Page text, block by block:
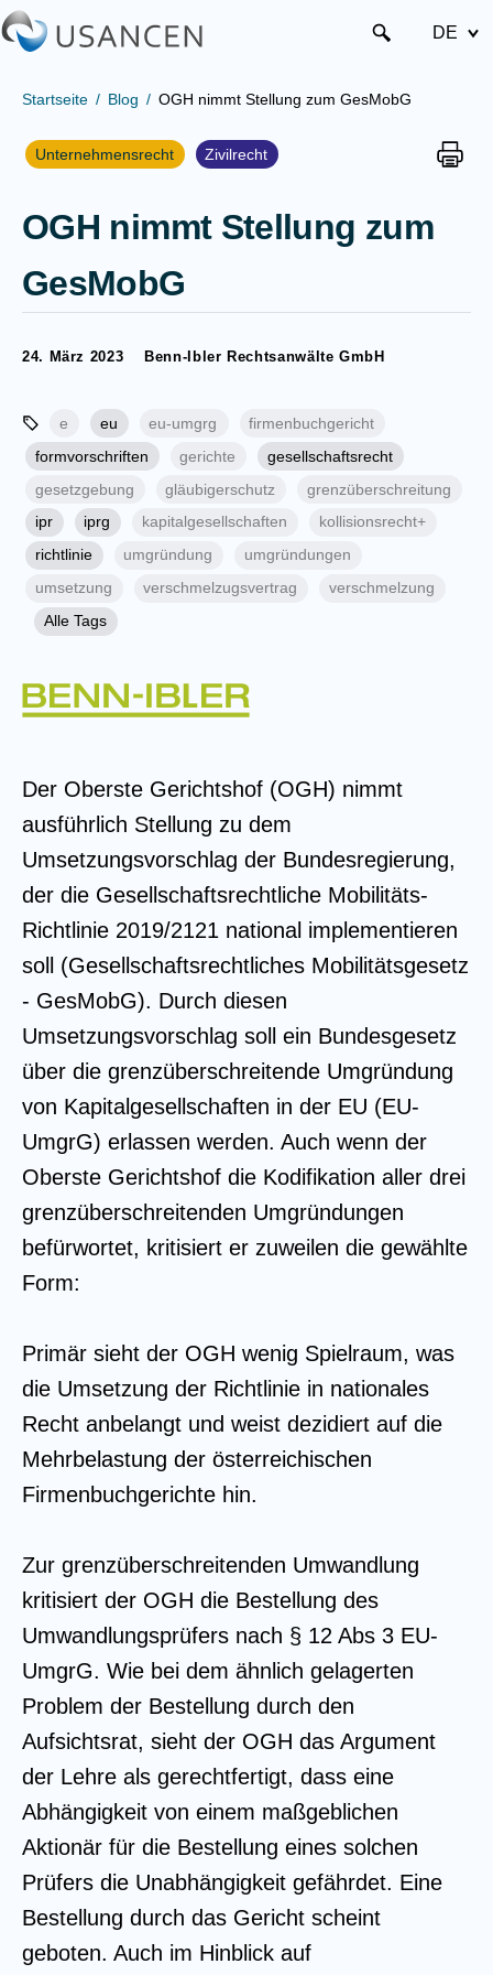
DE
Startseite Blog OGH nimmt Stellung zum GesMobG
Unternehmensrecht Zivilrecht
OGH nimmt Stellung zum
GesMobG
24. März 2023 Benn-Ibler Rechtsanwälte GmbH
e eu eu-umgrg
firmenbuchgericht
formvorschriften
gerichte
gesellschaftsrecht
gesetzgebung
gläubigerschutz
grenzüberschreitung
ipr
iprg kapitalgesellschaften
kollisionsrecht+
richtlinie
umgründung
umgründungen
umsetzung
verschmelzugsvertrag
verschmelzung
Alle Tags
Der Oberste Gerichtshof (OGH) nimmt
ausführlich Stellung zu dem
Umsetzungsvorschlag der Bundesregierung,
der die Gesellschaftsrechtliche Mobilitäts-
Richtlinie 2019/2121 national implementieren
soll (Gesellschaftsrechtliches Mobilitätsgesetz
- GesMobG). Durch diesen
Umsetzungsvorschlag soll ein Bundesgesetz
über die grenzüberschreitende Umgründung
von Kapitalgesellschaften in der EU (EU-
UmgrG) erlassen werden. Auch wenn der
Oberste Gerichtshof die Kodifikation aller drei
grenzüberschreitenden Umgründungen
befürwortet, kritisiert er zuweilen die gewählte
Form:
Primär sieht der OGH wenig Spielraum, was
die Umsetzung der Richtlinie in nationales
Recht anbelangt und weist dezidiert auf die
Mehrbelastung der österreichischen
Firmenbuchgerichte hin.
Zur grenzüberschreitenden Umwandlung
kritisiert der OGH die Bestellung des
Umwandlungsprüfers nach § 12 Abs 3 EU-
UmgrG. Wie bei dem ähnlich gelagerten
Problem der Bestellung durch den
Aufsichtsrat, sieht der OGH das Argument
der Lehre als gerechtfertigt, dass eine
Abhängigkeit von einem maßgeblichen
Aktionär für die Bestellung eines solchen
Prüfers die Unabhängigkeit gefährdet. Eine
Bestellung durch das Gericht scheint
geboten. Auch im Hinblick auf